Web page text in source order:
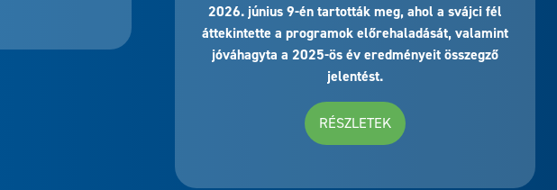
2026. június 9-én tartották meg, ahol a svájci fél
áttekintette a programok előrehaladását, valamint
jóváhagyta a 2025-ös év eredményeit összegző
jelentést.
RÉSZLETEK